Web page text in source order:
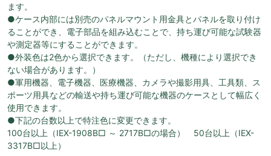
ます。
●ケース内部には別売のパネルマウント用金具とパネルを取り付け
ることができ、電子部品を組み込むことで、持ち運び可能な試験器
や測定器等にすることができます。
●外装色は2色から選択できます。（ただし、機種により選択でき
ない場合があります。）
●軍用機器、電子機器、医療機器、カメラや撮影用具、工具類、ス
ポーツ用具などの輸送や持ち運び可能な機器のケースとして幅広く
使用できます。
●下記の台数以上で特注色に変更できます。
100台以上（IEX-1908B□ ～ 2717B□の場合） 50台以上（IEX-
3317B□以上）